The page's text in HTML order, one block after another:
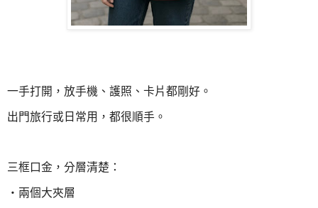
一手打開，放手機、護照、卡片都剛好。
出門旅行或日常用，都很順手。
三框口金，分層清楚：
・兩個大夾層